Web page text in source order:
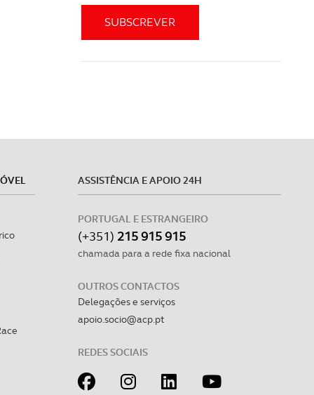
ASSISTÊNCIA E APOIO 24H
PORTUGAL E ESTRANGEIRO
(+351) 215 915 915
chamada para a rede fixa nacional
OUTROS CONTACTOS
Delegações e serviços
apoio.socio@acp.pt
REDES SOCIAIS